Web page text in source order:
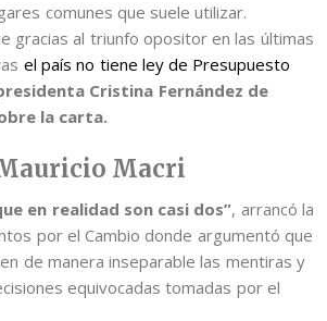
comunes que suele utilizar.
gracias al triunfo opositor en las últimas
el país no tiene ley de Presupuesto
Cristina Fernández de
la carta.
Macri
en realidad son casi dos”, arrancó la
por el Cambio donde argumentó que
de manera inseparable las mentiras y
equivocadas tomadas por el